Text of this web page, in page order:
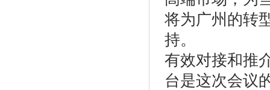
将为广州的转
持。
有效对接和推
台是这次会议